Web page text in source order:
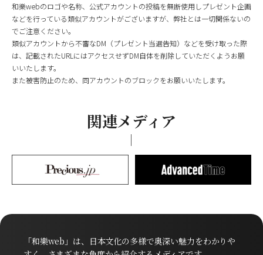
和樂webのロゴや名称、公式アカウントの投稿を無断使用しプレゼント企画
などを行っている類似アカウントがございますが、弊社とは一切関係ないの
でご注意ください。
類似アカウントから不審なDM（プレゼント当選告知）などを受け取った際
は、記載されたURLにはアクセスせずDM自体を削除していただくようお願
いいたします。
また被害防止のため、同アカウントのブロックをお願いいたします。
関連メディア
「和樂web」は、日本文化の多様で奥深い魅力をわかりや